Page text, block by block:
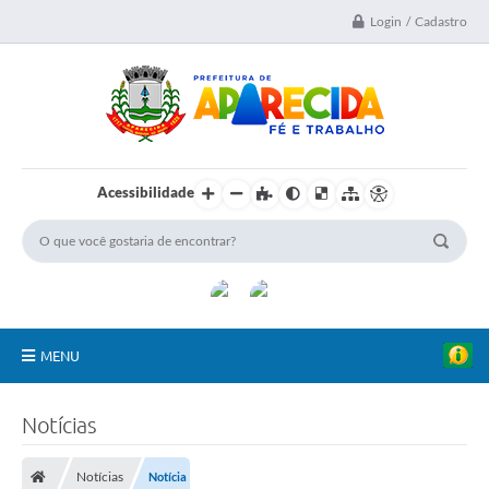
Login / Cadastro
Acessibilidade
MENU
Notícias
Notícias Notícia